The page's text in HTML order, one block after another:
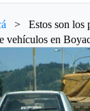
>
Estos son los
vehículos en